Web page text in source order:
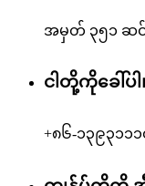
အမှတ် ၃၅၁ ဆင်ဟွ
ငါတို့ကိုခေါ်ပါ
+၈၆-၁၃၉၃၁၁